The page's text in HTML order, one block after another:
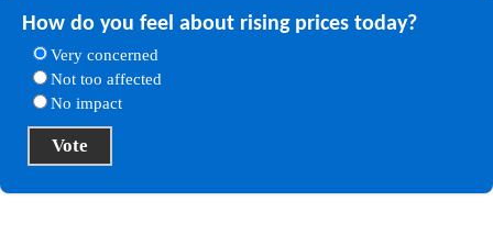
How do you feel about rising prices today?
Very concerned
Not too affected
No impact